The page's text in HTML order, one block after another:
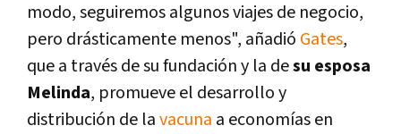
modo, seguiremos algunos viajes de negocio,
pero drásticamente menos", añadió Gates,
que a través de su fundación y la desu esposa
Melinda, promueve el desarrollo y
distribución de lavacuna a economías en